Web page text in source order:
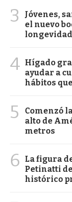
3
Jóvenes,
el nuevo
4 Hígado
ayudar a
hábitos
5
Comenzó
alto de
metros
6
La figura
Petinatti
histórico